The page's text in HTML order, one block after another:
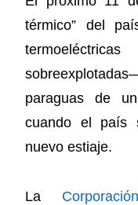
térmico” del
paraguas de
cuando el país
nuevo estiaje.
La